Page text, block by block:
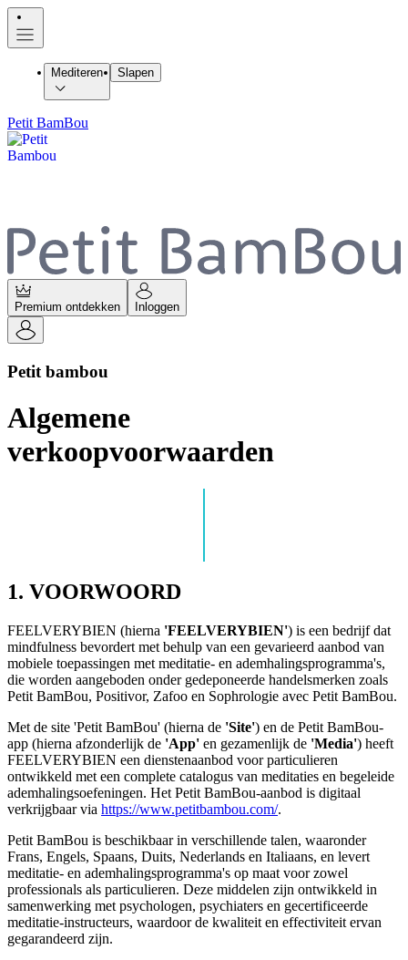
Mediteren Slapen
Petit BamBou
Premium ontdekken Inloggen
Petit bambou
Algemene
verkoopvoorwaarden
1. VOORWOORD
FEELVERYBIEN (hierna 'FEELVERYBIEN') is een bedrijf dat
mindfulness bevordert met behulp van een gevarieerd aanbod van
mobiele toepassingen met meditatie- en ademhalingsprogramma's,
die worden aangeboden onder gedeponeerde handelsmerken zoals
Petit BamBou, Positivor, Zafoo en Sophrologie avec Petit BamBou.
Met de site 'Petit BamBou' (hierna de 'Site') en de Petit BamBou-
app (hierna afzonderlijk de 'App' en gezamenlijk de 'Media') heeft
FEELVERYBIEN een dienstenaanbod voor particulieren
ontwikkeld met een complete catalogus van meditaties en begeleide
ademhalingsoefeningen. Het Petit BamBou-aanbod is digitaal
verkrijgbaar via https://www.petitbambou.com/.
Petit BamBou is beschikbaar in verschillende talen, waaronder
Frans, Engels, Spaans, Duits, Nederlands en Italiaans, en levert
meditatie- en ademhalingsprogramma's op maat voor zowel
professionals als particulieren. Deze middelen zijn ontwikkeld in
samenwerking met psychologen, psychiaters en gecertificeerde
meditatie-instructeurs, waardoor de kwaliteit en effectiviteit ervan
gegarandeerd zijn.